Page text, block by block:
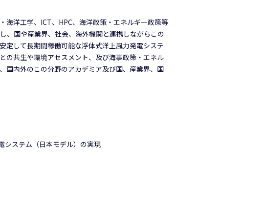
海洋工学、ICT、HPC、海洋政策・エネルギー政策等
、国や産業界、社会、海外機関と連携しながらこの
定して長期間稼働可能な浮体式洋上風力発電システ
の共生や環境アセスメント、及び海事政策・エネル
国内外のこの分野のアカデミア及び国、産業界、国
システム（日本モデル）の実現